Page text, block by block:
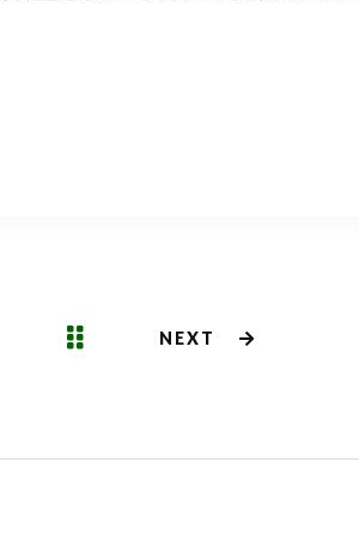
NEXT